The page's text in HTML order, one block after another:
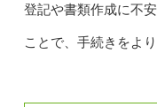
登記や書類作成に不
ことで、手続きをよ